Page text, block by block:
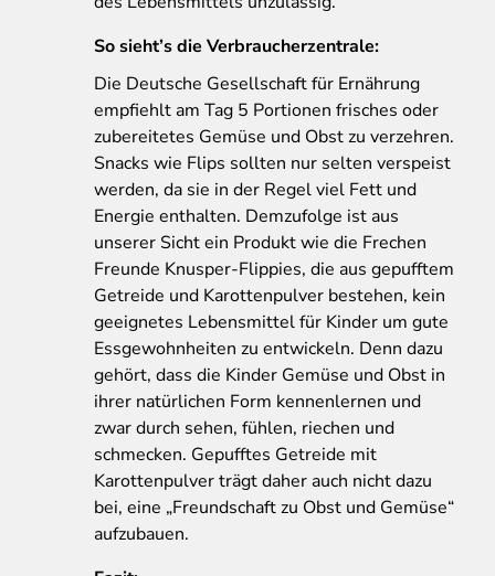
So sieht’s die Verbraucherzentrale:
Die Deutsche Gesellschaft für Ernährung
empfiehlt am Tag 5 Portionen frisches oder
zubereitetes Gemüse und Obst zu verzehren.
Snacks wie Flips sollten nur selten verspeist
werden, da sie in der Regel viel Fett und
Energie enthalten. Demzufolge ist aus
unserer Sicht ein Produkt wie die Frechen
Freunde Knusper-Flippies, die aus gepufftem
Getreide und Karottenpulver bestehen, kein
geeignetes Lebensmittel für Kinder um gute
Essgewohnheiten zu entwickeln. Denn dazu
gehört, dass die Kinder Gemüse und Obst in
ihrer natürlichen Form kennenlernen und
zwar durch sehen, fühlen, riechen und
schmecken. Gepufftes Getreide mit
Karottenpulver trägt daher auch nicht dazu
bei, eine „Freundschaft zu Obst und Gemüse“
aufzubauen.